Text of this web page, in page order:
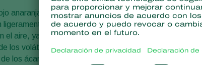
anaranjado, tienen ocho patas largas y son muy
ligeramente más pequeños, planos y alargados, es
el aire, ya que estas patas llevan órganos
los volátiles emitidos por las plantas dañadas y de
los ácaros araña: huevo, larva, protoninfa,